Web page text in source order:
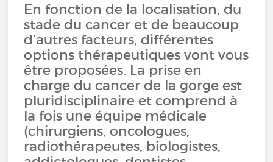
En fonction de la localisation, du
stade du cancer et de beaucoup
d’autres facteurs, différentes
options thérapeutiques vont vous
être proposées. La prise en
charge du cancer de la gorge est
pluridisciplinaire et comprend à
la fois une équipe médicale
(chirurgiens, oncologues,
radiothérapeutes, biologistes,